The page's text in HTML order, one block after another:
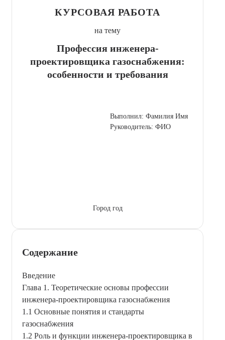
КУРСОВАЯ РАБОТА
на тему
Профессия инженера-
проектировщика газоснабжения:
особенности и требования
Выполнил: Фамилия Имя
Руководитель: ФИО
Город год
Содержание
Введение
Глава 1. Теоретические основы профессии
инженера-проектировщика газоснабжения
1.1 Основные понятия и стандарты
газоснабжения
1.2 Роль и функции инженера-проектировщика в